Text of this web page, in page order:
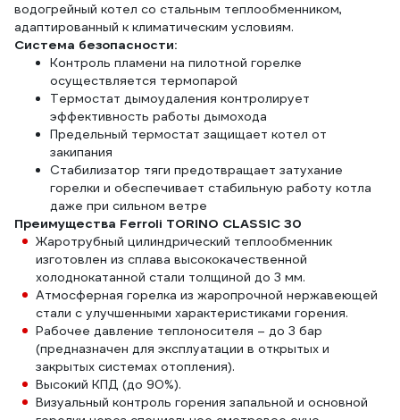
водогрейный котел со стальным теплообменником,
адаптированный к климатическим условиям.
Система безопасности:
Контроль пламени на пилотной горелке
осуществляется термопарой
Термостат дымоудаления контролирует
эффективность работы дымохода
Предельный термостат защищает котел от
закипания
Стабилизатор тяги предотвращает затухание
горелки и обеспечивает стабильную работу котла
даже при сильном ветре
Преимущества Ferroli TORINO CLASSIC 30
Жаротрубный цилиндрический теплообменник
изготовлен из сплава высококачественной
холоднокатанной стали толщиной до 3 мм.
Атмосферная горелка из жаропрочной нержавеющей
стали с улучшенными характеристиками горения.
Рабочее давление теплоносителя – до 3 бар
(предназначен для эксплуатации в открытых и
закрытых системах отопления).
Высокий КПД (до 90%).
Визуальный контроль горения запальной и основной